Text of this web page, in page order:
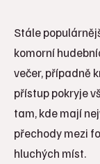
Stále
komorní
večer, případně
přístup pokryje
tam, kde mají
přechody mezi
hluchých míst.